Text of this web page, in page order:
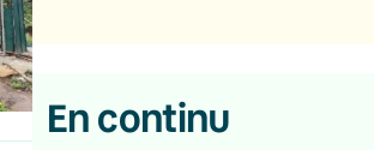
En continu